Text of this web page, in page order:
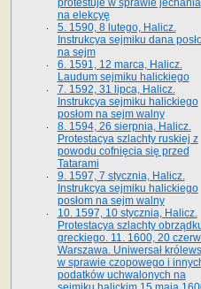
protestuje w sprawie jechania
na elekcyę
5. 1590, 8 lutego, Halicz.
Instrukcya sejmiku dana
na sejm
6. 1591, 12 marca, Halicz.
Laudum sejmiku halickiego
7. 1592, 31 lipca, Halicz.
Instrukcya sejmiku halickiego
posłom na sejm walny
8. 1594, 26 sierpnia, Halicz.
Protestacya szlachty ruskiej z
powodu cofnięcia się przed
Tatarami
9. 1597, 7 stycznia, Halicz.
Instrukcya sejmiku halickiego
posłom na sejm walny
10. 1597, 10 stycznia, Halicz.
Protestacya szlachty
greckiego. 11. 1600, 20
Warszawa. Uniwersał
w sprawie czopowego i
podatków uchwalonych na